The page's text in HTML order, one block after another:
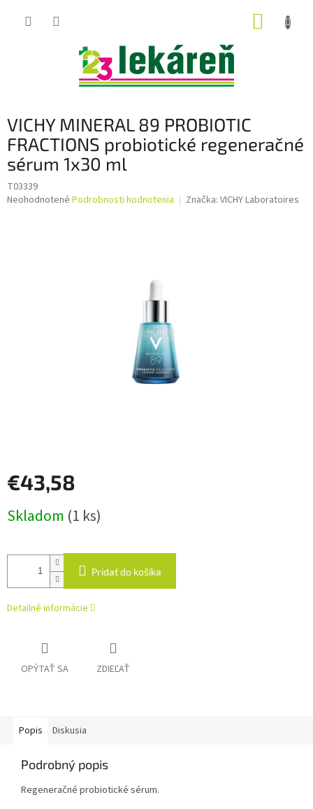
VICHY MINERAL 89 PROBIOTIC
FRACTIONS probiotické regeneračné
sérum 1x30 ml
T03339
Priemerné
Neohodnotené Podrobnosti hodnotenia Značka: VICHY Laboratoires
€43,58
cena:
Skladom (1 ks)
Pridať do košíka
Detailné informácie
OPÝTAŤ SA ZDIEĽAŤ
Popis Diskusia
Podrobný popis
Regeneračné probiotické sérum.